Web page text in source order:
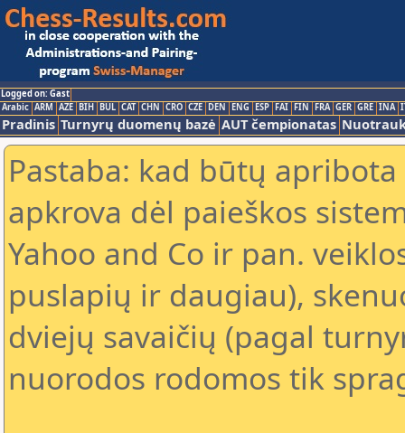
Logged on: Gast
Arabic ARM AZE BIH BUL CAT CHN CRO CZE DEN ENG ESP FAI FIN FRA GER GRE INA
Pradinis Turnyrų duomenų bazė AUT čempionatas
Pastaba: kad būtų
apkrova dėl paieškos
Yahoo and Co ir pan.
puslapių ir daugiau),
dviejų savaičių (pagal
nuorodos rodomos tik